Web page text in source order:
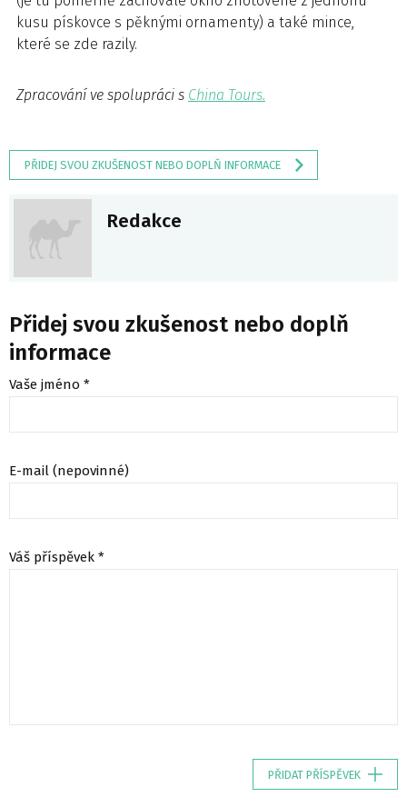
kusu pískovce s pěknými ornamenty) a také mince,
které se zde razily.
Zpracování ve spolupráci s China Tours.
PŘIDEJ SVOU ZKUŠENOST NEBO DOPLŇ INFORMACE
Redakce
Přidej svou zkušenost nebo doplň
informace
Vaše jméno *
E-mail (nepovinné)
Váš příspěvek *
PŘIDAT PŘÍSPĚVEK